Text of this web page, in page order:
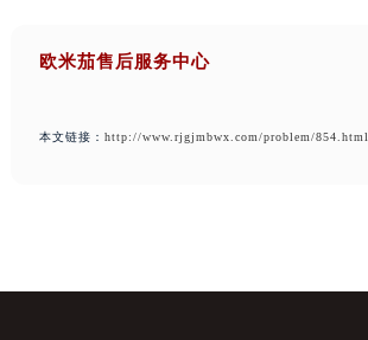
欧米茄售后服务中心
本文链接： http://www.rjgjmbwx.com/problem/854.html